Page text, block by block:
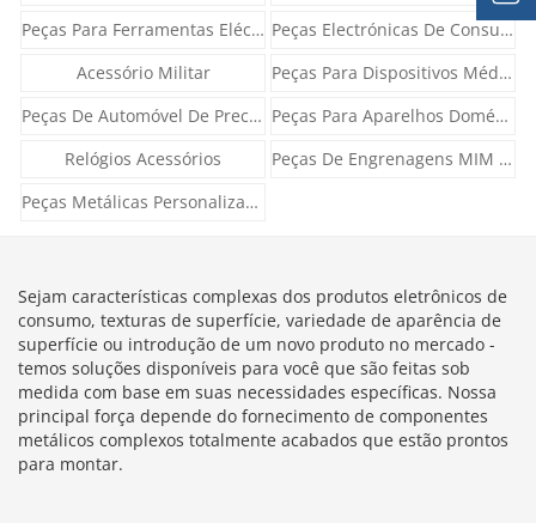
Peças Para Ferramentas Eléctricas
Peças Electrónicas De Consumo
Acessório Militar
Peças Para Dispositivos Médicos
Peças De Automóvel De Precisão
Peças Para Aparelhos Domésticos
Relógios Acessórios
Peças De Engrenagens MIM PM
Peças Metálicas Personalizadas
Sejam características complexas dos produtos eletrônicos de
consumo, texturas de superfície, variedade de aparência de
superfície ou introdução de um novo produto no mercado -
temos soluções disponíveis para você que são feitas sob
medida com base em suas necessidades específicas. Nossa
principal força depende do fornecimento de componentes
metálicos complexos totalmente acabados que estão prontos
para montar.